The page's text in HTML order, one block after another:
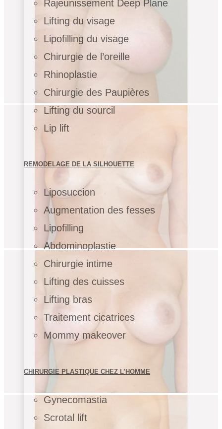
Rajeunissement Deep Plane
Lifting du visage
Lipofilling du visage
Chirurgie de l’oreille
Rhinoplastie
Chirurgie des Paupières
Lifting du sourcil
Lip lift
REMODELAGE DE LA SILHOUETTE
Liposuccion
Augmentation des fesses
Lipofilling
Abdominoplastie
Chirurgie intime
Lifting des cuisses
Lifting bras
Traitement cicatrices
Mommy makeover
CHIRURGIE PLASTIQUE CHEZ L’HOMME
Gynecomastia
Scrotal lift